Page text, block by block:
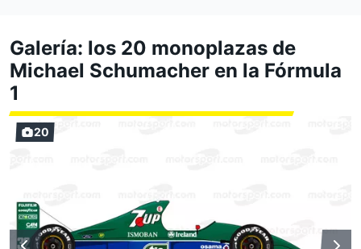
Galería: los 20 monoplazas de
Michael Schumacher en la Fórmula
1
20